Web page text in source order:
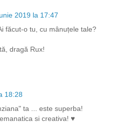
2019 la 17:47
făcut-o tu, cu mânuțele tale?
dragă Rux!
18:28
ta ... este superba!
si creativa! ♥